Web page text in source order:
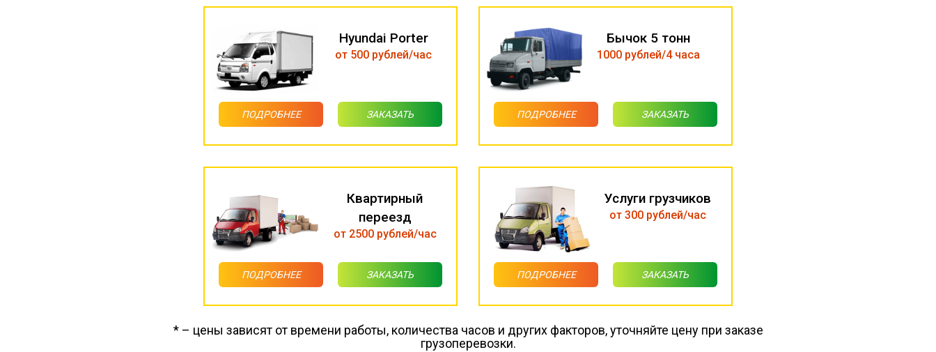
Hyundai Porter
от 500 рублей/час
ПОДРОБНЕЕ ЗАКАЗАТЬ
Бычок 5 тонн
1000 рублей/4 часа
ПОДРОБНЕЕ ЗАКАЗАТЬ
Квартирный
переезд
от 2500 рублей/час
ПОДРОБНЕЕ ЗАКАЗАТЬ
Услуги грузчиков
от 300 рублей/час
ПОДРОБНЕЕ ЗАКАЗАТЬ
* – цены зависят от времени работы, количества часов и других факторов, уточняйте цену при заказе
грузоперевозки.